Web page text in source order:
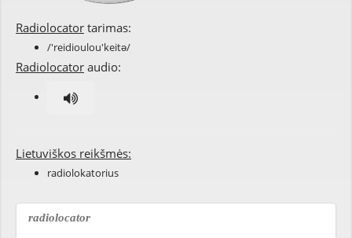
Radiolocator tarimas:
/'reidioulou'keitə/
Radiolocator audio:
Lietuviškos reikšmės:
radiolokatorius
radiolocator